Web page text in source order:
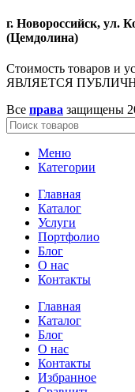
г. Новороссийск, ул.
(Цемдолина)
Стоимость товаров и
ЯВЛЯЕТСЯ
Все права защищены
Меню
Категории
Главная
Каталог
Услуги
Портфолио
Блог
О нас
Контакты
Главная
Каталог
Блог
О нас
Контакты
Избранное